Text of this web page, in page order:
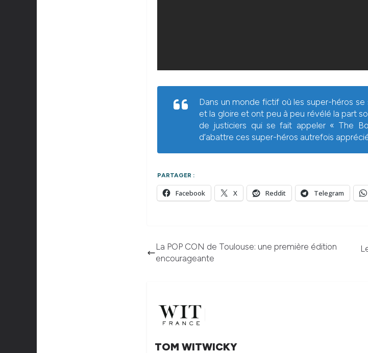
Dans un monde fictif où les super-héros
et la gloire et ont peu à peu révélé la part
de justiciers qui se fait appeler « The
d’abattre ces super-héros autrefois
PARTAGER :
Facebook X Reddit Telegram
La POP CON de Toulouse: une première édition
encourageante
TOM WITWICKY